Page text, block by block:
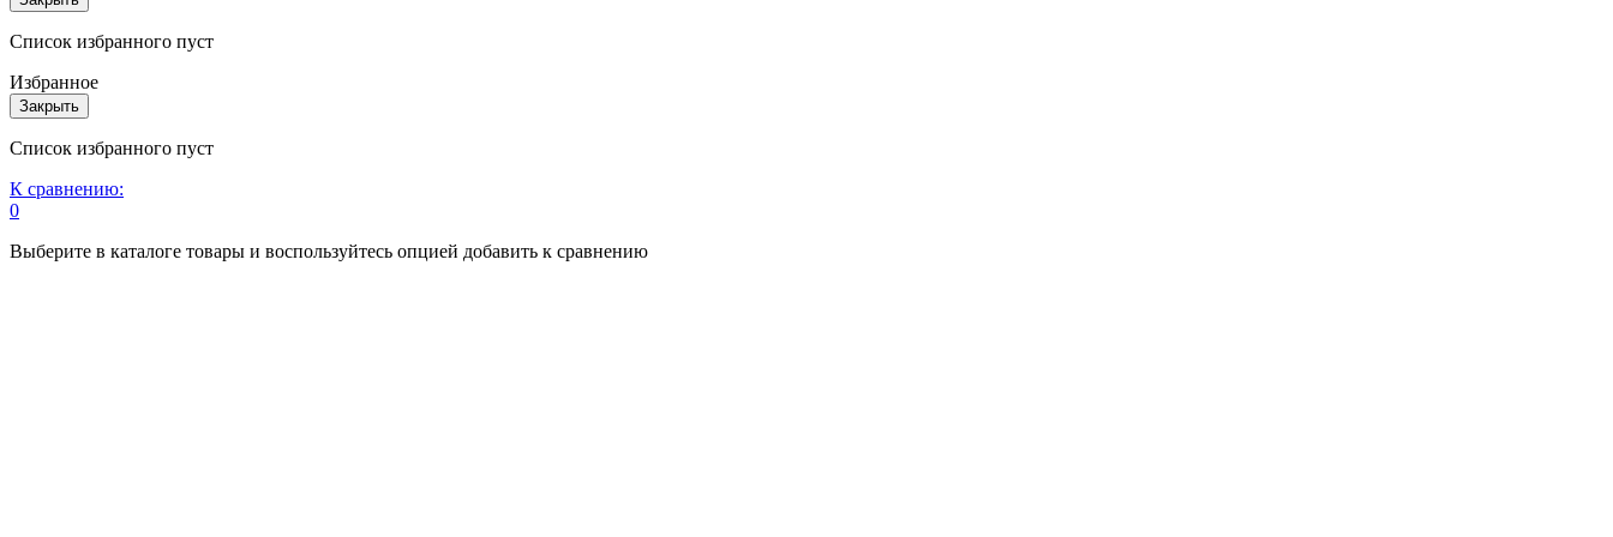
Список избранного пуст
Избранное
Закрыть
Список избранного пуст
К сравнению:
0
Выберите в каталоге товары и воспользуйтесь опцией добавить к сравнению